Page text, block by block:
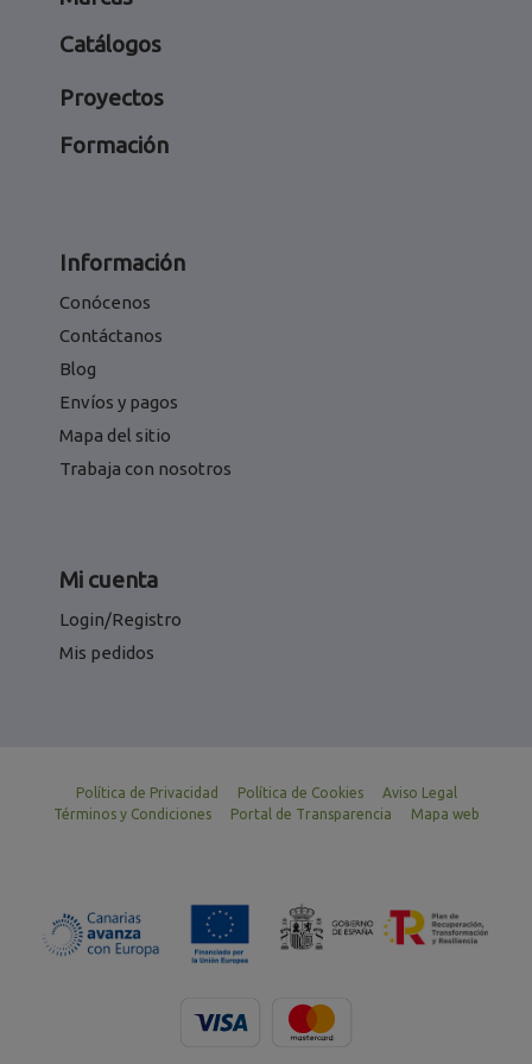
Catálogos
Proyectos
Formación
Información
Conócenos
Contáctanos
Blog
Envíos y pagos
Mapa del sitio
Trabaja con nosotros
Mi cuenta
Login/Registro
Mis pedidos
Política de Privacidad Política de Cookies
Aviso Legal
Términos y Condiciones
Portal de Transparencia Mapa web